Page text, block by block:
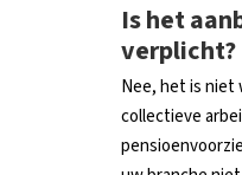
Is het
verplicht?
Nee, het is niet
collectieve